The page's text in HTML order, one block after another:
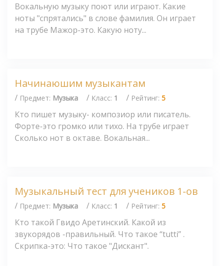
Вокальную музыку поют или играют. Какие
ноты "спрятались" в слове фамилия. Он играет
на трубе Мажор-это. Какую ноту...
Начинаюшим музыкантам
/ Предмет: Музыка / Класс: 1 / Рейтинг: 5
Кто пишет музыку- композиор или писатель.
Форте-это громко или тихо. На трубе играет
Сколько нот в октаве. Вокальная...
Музыкальный тест для учеников 1-ов
/ Предмет: Музыка / Класс: 1 / Рейтинг: 5
Кто такой Гвидо Аретинский. Какой из
звукорядов -правильный. Что такое “tutti” .
Скрипка-это: Что такое "Дискант".